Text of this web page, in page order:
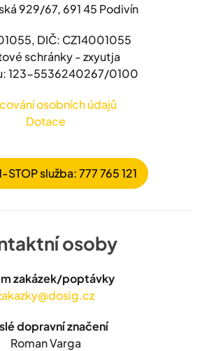
929/67, 691 45 Podivín
DIČ: CZ14001055
schránky - zxyutja
123-5536240267/0100
osobních údajů
Dotace
STOP služba: 777 765 121
osoby
zakázek/poptávky
dopravní značení
Roman Varga